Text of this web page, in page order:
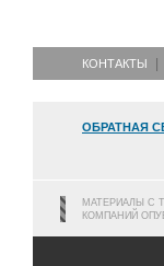
КОНТАКТЫ
ОБРАТНАЯ
МАТЕРИАЛЫ С
КОМПАНИЙ